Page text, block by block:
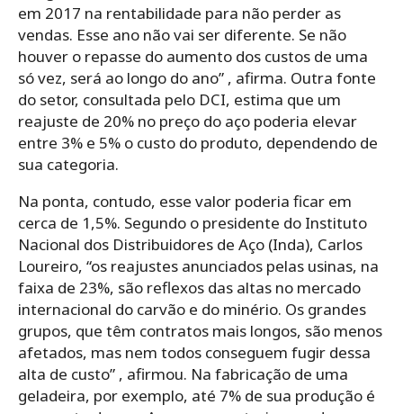
em 2017 na rentabilidade para não perder as
vendas. Esse ano não vai ser diferente. Se não
houver o repasse do aumento dos custos de uma
só vez, será ao longo do ano” , afirma. Outra fonte
do setor, consultada pelo DCI, estima que um
reajuste de 20% no preço do aço poderia elevar
entre 3% e 5% o custo do produto, dependendo de
sua categoria.
Na ponta, contudo, esse valor poderia ficar em
cerca de 1,5%. Segundo o presidente do Instituto
Nacional dos Distribuidores de Aço (Inda), Carlos
Loureiro, “os reajustes anunciados pelas usinas, na
faixa de 23%, são reflexos das altas no mercado
internacional do carvão e do minério. Os grandes
grupos, que têm contratos mais longos, são menos
afetados, mas nem todos conseguem fugir dessa
alta de custo” , afirmou. Na fabricação de uma
geladeira, por exemplo, até 7% de sua produção é